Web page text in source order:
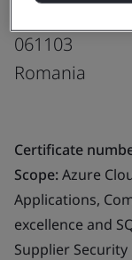
061103
Romania
Certificate
Scope:Azure
Applications,
excellence and
Supplier